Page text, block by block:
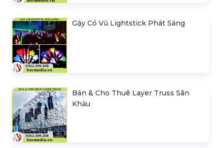
Gậy Cổ Vũ Lightstick Phát Sáng
Bán & Cho Thuê Layer Truss Sân
Khấu